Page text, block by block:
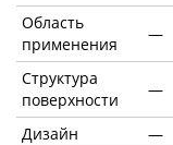
Область
применения
—
Структура
поверхности
—
Дизайн —